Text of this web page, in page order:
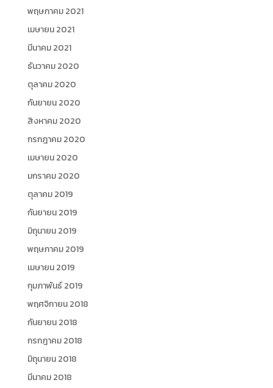
พฤษภาคม 2021
เมษายน 2021
มีนาคม 2021
ธันวาคม 2020
ตุลาคม 2020
กันยายน 2020
สิงหาคม 2020
กรกฎาคม 2020
เมษายน 2020
มกราคม 2020
ตุลาคม 2019
กันยายน 2019
มิถุนายน 2019
พฤษภาคม 2019
เมษายน 2019
กุมภาพันธ์ 2019
พฤศจิกายน 2018
กันยายน 2018
กรกฎาคม 2018
มิถุนายน 2018
มีนาคม 2018